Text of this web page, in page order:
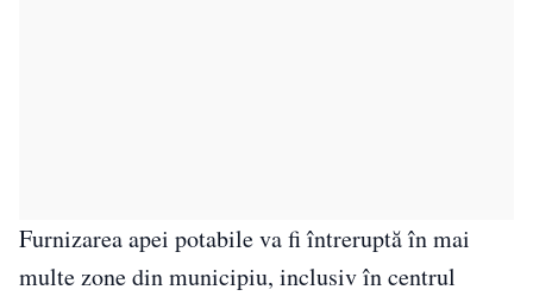
Furnizarea apei potabile va fi întreruptă în mai
multe zone din municipiu, inclusiv în centrul